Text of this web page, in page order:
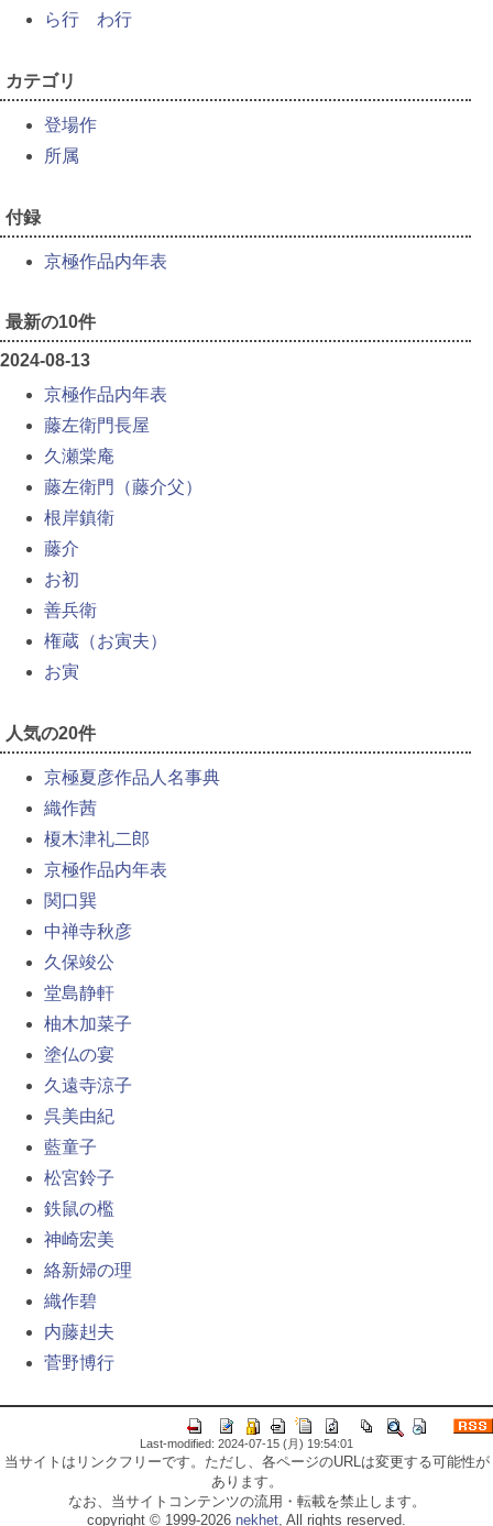
ら行
わ行
カテゴリ
登場作
所属
付録
京極作品内年表
最新の10件
2024-08-13
京極作品内年表
藤左衛門長屋
久瀬棠庵
藤左衛門（藤介父）
根岸鎮衛
藤介
お初
善兵衛
権蔵（お寅夫）
お寅
人気の20件
京極夏彦作品人名事典
織作茜
榎木津礼二郎
京極作品内年表
関口巽
中禅寺秋彦
久保竣公
堂島静軒
柚木加菜子
塗仏の宴
久遠寺涼子
呉美由紀
藍童子
松宮鈴子
鉄鼠の檻
神崎宏美
絡新婦の理
織作碧
内藤赳夫
菅野博行
Last-modified: 2024-07-15 (月) 19:54:01
当サイトはリンクフリーです。ただし、各ページのURLは変更する可能性が
あります。
なお、当サイトコンテンツの流用・転載を禁止します。
copyright © 1999-2026 nekhet, All rights reserved.